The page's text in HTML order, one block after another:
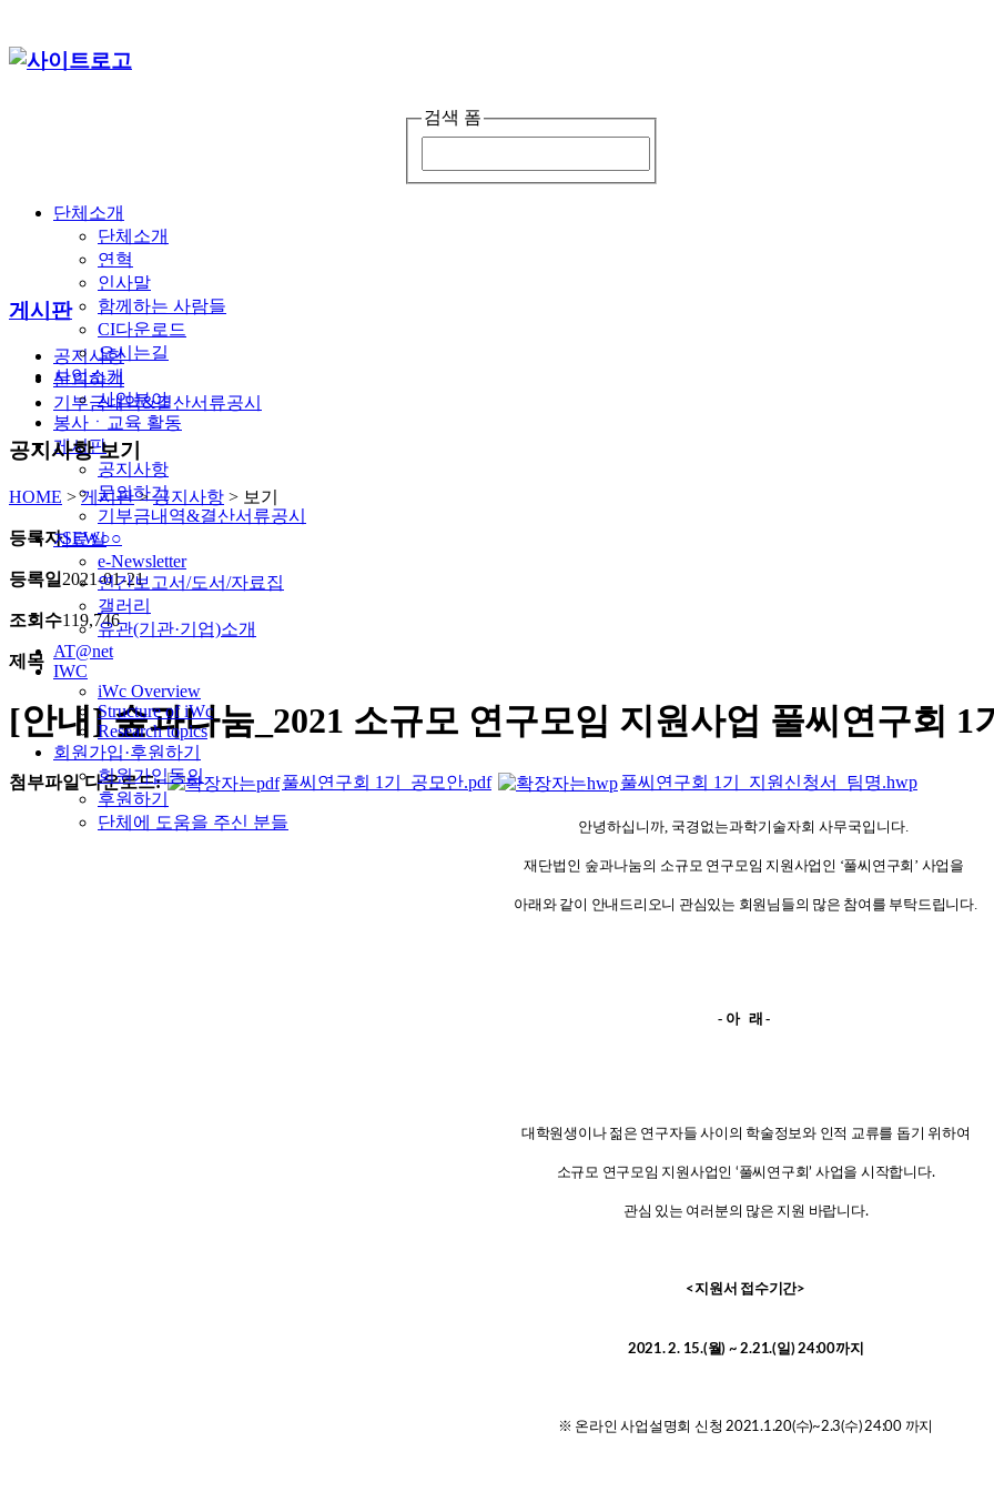
검색 폼
단체소개
단체소개
연혁
인사말
함께하는 사람들
CI다운로드
오시는길
사업소개
사업분야
봉사ㆍ교육 활동
게시판
공지사항
문의하기
기부금내역&결산서류공시
자료실
e-Newsletter
연간보고서/도서/자료집
갤러리
유관(기관·기업)소개
AT@net
IWC
iWc Overview
Structure of iWc
Research topics
회원가입·후원하기
회원가입동의
후원하기
단체에 도움을 주신 분들
게시판
공지사항
문의하기
기부금내역&결산서류공시
공지사항 보기
HOME >게시판>공지사항 > 보기
등록자SEW○○
등록일 2021-01-21
조회수119,746
제목
[안내] 숲과나눔_2021 소규모 연구모임 지원사업 풀씨연구회 1
첨부파일 다운로드: 풀씨연구회 1기_공모안.pdf 풀씨연구회 1기_지원신청서_팀명.hwp
안녕하십니까, 국경없는과학기술자회 사무국입니다.
재단법인 숲과나눔의 소규모 연구모임 지원사업인 ‘풀씨연구회’ 사업을
아래와 같이 안내드리오니 관심있는 회원님들의 많은 참여를 부탁드립니다.
- 아 래 -
대학원생이나 젊은 연구자들 사이의 학술정보와 인적 교류를 돕기 위하여
소규모 연구모임 지원사업인 ‘풀씨연구회’ 사업을 시작합니다.
관심 있는 여러분의 많은 지원 바랍니다.
<지원서 접수기간>
2021. 2. 15.(월) ~ 2.21.(일) 24:00까지
※ 온라인 사업설명회 신청 2021.1.20(수)~2.3(수) 24:00 까지